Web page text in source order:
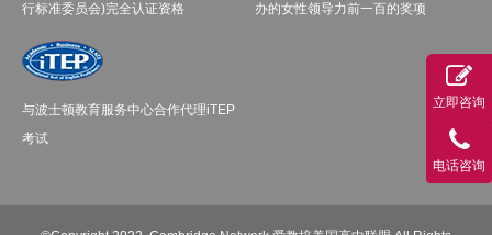
行标准委员会)完全认证资格
办的女性领导力前一百的奖项
与波士顿教育服务中心合作代理iTEP
考试
立即咨询
电话咨询